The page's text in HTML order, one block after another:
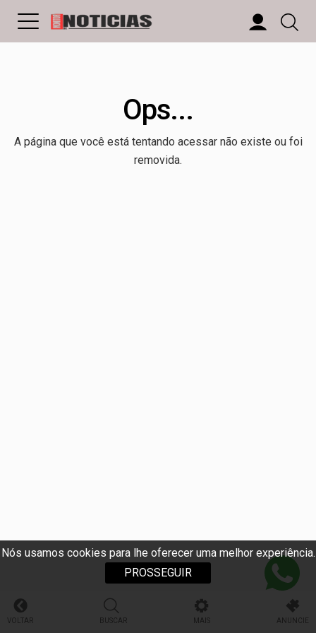
Nós usamos cookies para lhe oferecer uma melhor experiência.
PROSSEGUIR
Ops...
A página que você está tentando acessar não existe ou foi
removida.
VOLTAR BUSCAR MAIS ANUNCIE